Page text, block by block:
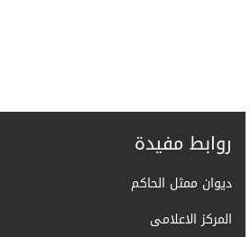
روابط مفيدة
ديوان ممثل الحاكم
المركز الاعلامى